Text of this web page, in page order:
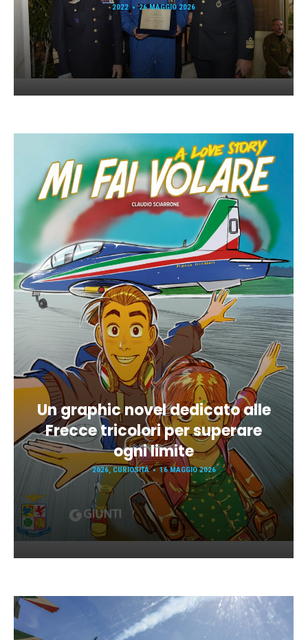
2022 26 MAGGIO 2026
Un graphic novel dedicato alle
Frecce tricolori per superare
ogni limite
2026,CURIOSITÀ 16 MAGGIO 2026